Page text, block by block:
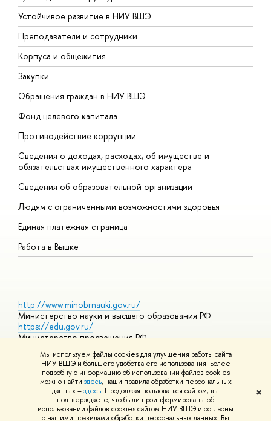
Мы используем файлы cookies для улучшения работы сайта
НИУ ВШЭ и большего удобства его использования. Более
подробную информацию об использовании файлов cookies
можно найти здесь, наши правила обработки персональных
данных –здесь. Продолжая пользоваться сайтом, вы
подтверждаете, что были проинформированы об
использовании файлов cookies сайтом НИУ ВШЭ и согласны
с нашими правилами обработки персональных данных. Вы
✖
Устойчивое развитие в НИУ ВШЭ
Преподаватели и сотрудники
Корпуса и общежития
Закупки
Обращения граждан в НИУ ВШЭ
Фонд целевого капитала
Противодействие коррупции
Сведения о доходах, расходах, об имуществе и
обязательствах имущественного характера
Сведения об образовательной организации
Людям с ограниченными возможностями здоровья
Единая платежная страница
Работа в Вышке
http://www.minobrnauki.gov.ru/
Министерство науки и высшего образования РФ
https://edu.gov.ru/
Министерство просвещения РФ
https://elearning.hse.ru/mooc
Массовые открытые онлайн-курсы
© НИУ ВШЭ 1993–2026 Адреса и контактыУсловия
использования материалов Политика конфиденциальности